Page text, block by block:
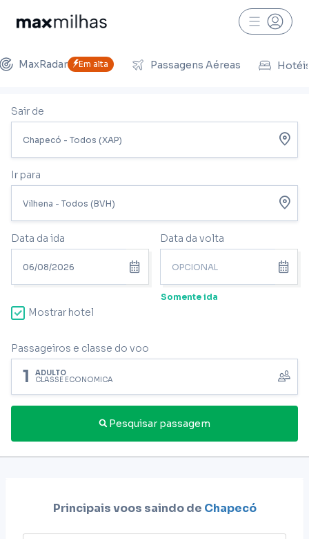
MaxRadar Em alta Passagens Aéreas
Sair de
Ir para
Data da ida Data da volta
Somente ida
Mostrar hotel
Passageiros e classe do voo
1 ADULTO
CLASSE ECONÔMICA
Pesquisar passagem
Principais voos saindo de Chapecó